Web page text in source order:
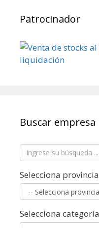
Patrocinador
Buscar empresa
Selecciona provincia
Selecciona categoría